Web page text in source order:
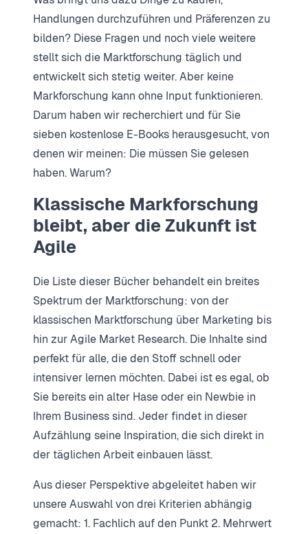
Handlungen durchzuführen und Präferenzen zu
bilden? Diese Fragen und noch viele weitere
stellt sich die Marktforschung täglich und
entwickelt sich stetig weiter. Aber keine
Markforschung kann ohne Input funktionieren.
Darum haben wir recherchiert und für Sie
sieben kostenlose E-Books herausgesucht, von
denen wir meinen: Die müssen Sie gelesen
haben. Warum?
Klassische Markforschung
bleibt, aber die Zukunft ist
Agile
Die Liste dieser Bücher behandelt ein breites
Spektrum der Marktforschung: von der
klassischen Marktforschung über Marketing bis
hin zur Agile Market Research. Die Inhalte sind
perfekt für alle, die den Stoff schnell oder
intensiver lernen möchten. Dabei ist es egal, ob
Sie bereits ein alter Hase oder ein Newbie in
Ihrem Business sind. Jeder findet in dieser
Aufzählung seine Inspiration, die sich direkt in
der täglichen Arbeit einbauen lässt.
Aus dieser Perspektive abgeleitet haben wir
unsere Auswahl von drei Kriterien abhängig
gemacht: 1. Fachlich auf den Punkt 2. Mehrwert